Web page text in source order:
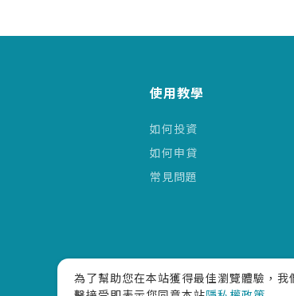
使用教學
如何投資
如何申貸
常見問題
為了幫助您在本站獲得最佳瀏覽體驗，